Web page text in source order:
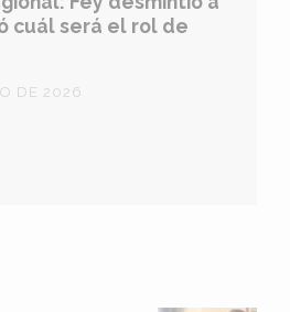
cuál será el rol de
DE 2026